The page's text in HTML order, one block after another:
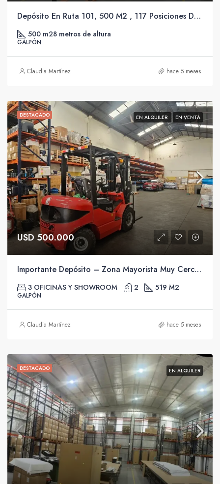
Depósito En Ruta 101, 500 M2 , 117 Posiciones De Racks En Tres Niveles, Oficina Y Seguridad 24 hs.
500 m28 metros de altura
GALPÓN
Claudia Martínez hace 5 meses
DESTACADO EN ALQUILER EN VENTA
USD 500.000
Importante Depósito – Zona Mayorista Muy Cerca De Hocquart.
3 OFICINAS Y SHOWROOM 2 519 M2
GALPÓN
Claudia Martínez hace 5 meses
DESTACADO EN ALQUILER